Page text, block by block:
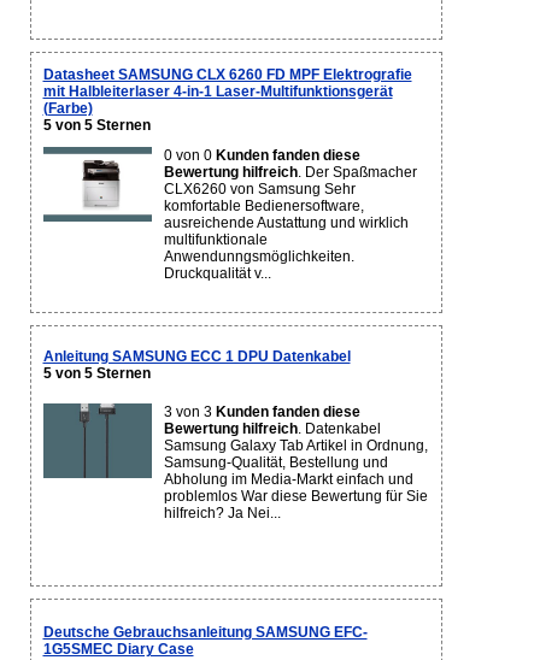
Datasheet SAMSUNG CLX 6260 FD MPF Elektrografie
mit Halbleiterlaser 4-in-1 Laser-Multifunktionsgerät
(Farbe)
5 von 5 Sternen
0 von 0 Kunden fanden diese
Bewertung hilfreich. Der Spaßmacher
CLX6260 von Samsung Sehr
komfortable Bedienersoftware,
ausreichende Austattung und wirklich
multifunktionale
Anwendunngsmöglichkeiten.
Druckqualität v...
Anleitung SAMSUNG ECC 1 DPU Datenkabel
5 von 5 Sternen
3 von 3 Kunden fanden diese
Bewertung hilfreich. Datenkabel
Samsung Galaxy Tab Artikel in Ordnung,
Samsung-Qualität, Bestellung und
Abholung im Media-Markt einfach und
problemlos War diese Bewertung für Sie
hilfreich? Ja Nei...
Deutsche Gebrauchsanleitung SAMSUNG EFC-
1G5SMEC Diary Case